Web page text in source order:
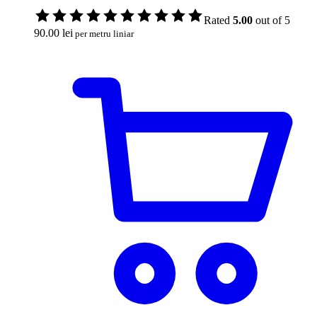
Rated 5.00 out of 5
90.00 lei per metru liniar